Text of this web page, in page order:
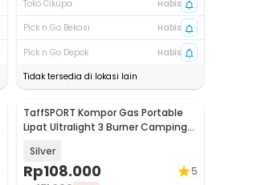
Toko Cikupa
Habis
Pick n Go Bekasi
Habis
Pick n Go Depok
Habis
Tidak tersedia di lokasi lain
TaffSPORT Kompor Gas Portable
Lipat Ultralight 3 Burner Camping
Silver
Rp108.000 5